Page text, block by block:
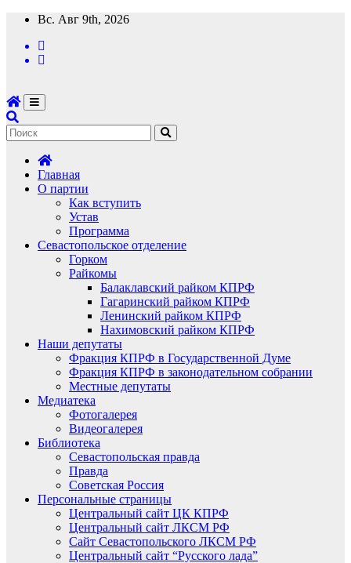
Перейти
содержимому
Вс. Авг 9th, 2026
Главная
О партии
Как вступить
Устав
Программа
Севастопольское отделение
Горком
Райкомы
Балаклавский райком КПРФ
Гагаринский райком КПРФ
Ленинский райком КПРФ
Нахимовский райком КПРФ
Наши депутаты
Фракция КПРФ в Государственной Думе
Фракция КПРФ в законодательном собрании
Местные депутаты
Медиатека
Фотогалерея
Видеогалерея
Библиотека
Севастопольская правда
Правда
Советская Россия
Персональные страницы
Центральный сайт ЦК КПРФ
Центральный сайт ЛКСМ РФ
Сайт Севастопольского ЛКСМ РФ
Центральный сайт “Русского лада”